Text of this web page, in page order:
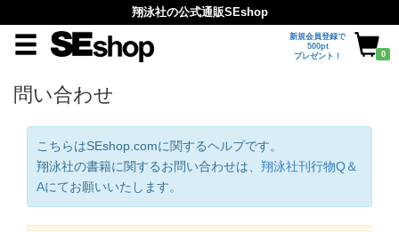
翔泳社の公式通販SEshop
新規会員登録で
500pt
プレゼント！
0
問い合わせ
こちらはSEshop.comに関するヘルプです。
翔泳社の書籍に関するお問い合わせは、 翔泳社刊行物Q＆
Aにてお願いいたします。